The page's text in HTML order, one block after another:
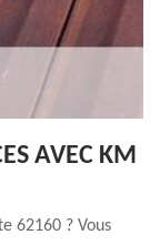
AVEC KM
62160 ? Vous